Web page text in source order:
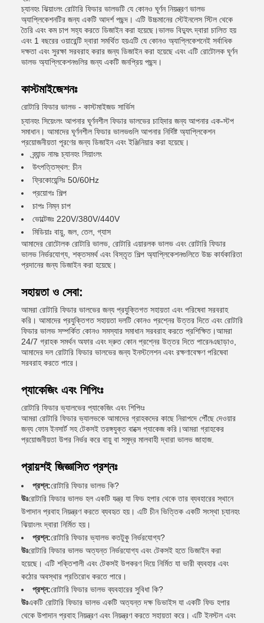
চ্যানহং ঝিয়াংলং রোটারি ফিডার ভালভটি যে কোনও ঘূর্ণন নিয়ন্ত্রণ ভালভ
অ্যাপ্লিকেশনটির জন্য একটি আদর্শ পছন্দ। এটি উচ্চমানের স্টেইনলেস স্টিল থেকে
তৈরি এবং কম চাপ সহ্য করতে ডিজাইন করা হয়েছে।ভালভ বিদ্যুৎ দ্বারা চালিত হয়
এবং 1 বছরের ওয়ারেন্টি দ্বারা সমর্থিত হয়এটি যে কোনও অ্যাপ্লিকেশনেই সর্বাধিক
দক্ষতা এবং সুরক্ষা সরবরাহ করার জন্য ডিজাইন করা হয়েছে এবং এটি রোটোলক ঘূর্ণন
ভালভ অ্যাপ্লিকেশনগুলির জন্য একটি জনপ্রিয় পছন্দ।
কাস্টমাইজেশনঃ
রোটারি ফিডার ভালভ - কাস্টমাইজড সার্ভিস
চ্যানহং সিয়েংলং আপনার ঘূর্ণনশীল ফিডার ভালভের চাহিদার জন্য আপনার এক-স্টপ
সমাধান। আমাদের ঘূর্ণনশীল ফিডার ভালভগুলি আপনার নির্দিষ্ট অ্যাপ্লিকেশন
প্রয়োজনীয়তা পূরণের জন্য ডিজাইন এবং ইঞ্জিনিয়ার করা হয়েছে।
ব্র্যান্ড নামঃ চ্যানহং সিয়াংলং
উৎপত্তিস্থল: চীন
ফ্রিকোয়েন্সিঃ 50/60Hz
প্রয়োগঃ শিল্প
চাপঃ নিম্ন চাপ
ভোল্টেজঃ 220V/380V/440V
মিডিয়াঃ বায়ু, জল, তেল, গ্যাস
আমাদের রোটোলক রোটারি ভালভ, রোটারি এয়ারলক ভালভ এবং রোটারি ফিডার
ভালভ নির্ভরযোগ্য, শক্তসমর্থ এবং বিস্তৃত শিল্প অ্যাপ্লিকেশনগুলিতে উচ্চ কার্যকারিতা
প্রদানের জন্য ডিজাইন করা হয়েছে।
সহায়তা ও সেবা:
আমরা রোটারি ফিডার ভালভের জন্য প্রযুক্তিগত সহায়তা এবং পরিষেবা সরবরাহ
করি। আমাদের প্রযুক্তিগত সহায়তা দলটি কোনও প্রশ্নের উত্তর দিতে এবং রোটারি
ফিডার ভালভ সম্পর্কিত কোনও সমস্যার সমাধান সরবরাহ করতে প্রশিক্ষিত।আমরা
24/7 গ্রাহক সমর্থন অফার এবং দ্রুত কোন প্রশ্নের উত্তর দিতে পারেনএছাড়াও,
আমাদের দল রোটারি ফিডার ভালভের জন্য ইনস্টলেশন এবং রক্ষণাবেক্ষণ পরিষেবা
সরবরাহ করতে পারে।
প্যাকেজিং এবং শিপিংঃ
রোটারি ফিডার ভ্যালভের প্যাকেজিং এবং শিপিংঃ
আমরা রোটারি ফিডার ভ্যালভকে আমাদের গ্রাহকদের কাছে নিরাপদে পৌঁছে দেওয়ার
জন্য ফোম ইনসার্ট সহ টেকসই তরঙ্গযুক্ত বাক্সে প্যাকেজ করি।আমরা গ্রাহকের
প্রয়োজনীয়তা উপর নির্ভর করে বায়ু বা সমুদ্র মালবাহী দ্বারা ভালভ জাহাজ.
প্রায়শই জিজ্ঞাসিত প্রশ্নঃ
প্রশ্ন:রোটারি ফিডার ভালভ কি?
উঃরোটারি ফিডার ভালভ হল একটি যন্ত্র যা ফিড হপার থেকে তার ব্যবহারের স্থানে
উপাদান প্রবাহ নিয়ন্ত্রণ করতে ব্যবহৃত হয়। এটি চীন ভিত্তিক একটি সংস্থা চ্যানহং
ঝিয়াংলং দ্বারা নির্মিত হয়।
প্রশ্ন:রোটারি ফিডার ভ্যালভ কতটুকু নির্ভরযোগ্য?
উঃরোটারি ফিডার ভালভ অত্যন্ত নির্ভরযোগ্য এবং টেকসই হতে ডিজাইন করা
হয়েছে। এটি শক্তিশালী এবং টেকসই উপকরণ দিয়ে নির্মিত যা ভারী ব্যবহার এবং
কঠোর অবস্থার প্রতিরোধ করতে পারে।
প্রশ্ন:রোটারি ফিডার ভালভ ব্যবহারের সুবিধা কি?
উঃএকটি রোটারি ফিডার ভালভ একটি অত্যন্ত দক্ষ ডিভাইস যা একটি ফিড হপার
থেকে উপাদান প্রবাহ নিয়ন্ত্রণ এবং নিয়ন্ত্রণ করতে সহায়তা করে। এটি ইনস্টল এবং